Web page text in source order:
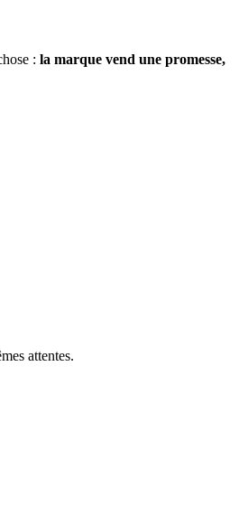
: la marque vend une promesse,
attentes.